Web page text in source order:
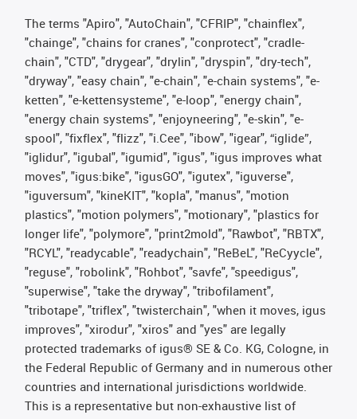
The terms "Apiro", "AutoChain", "CFRIP", "chainflex",
"chainge", "chains for cranes", "conprotect", "cradle-
chain", "CTD", "drygear", "drylin", "dryspin", "dry-tech",
"dryway", "easy chain", "e-chain", "e-chain systems", "e-
ketten", "e-kettensysteme", "e-loop", "energy chain",
"energy chain systems", "enjoyneering", "e-skin", "e-
spool", "fixflex", "flizz", "i.Cee", "ibow", "igear", “iglide”,
"iglidur", "igubal", "igumid", "igus", "igus improves what
moves", "igus:bike", "igusGO", "igutex", "iguverse",
"iguversum", "kineKIT", "kopla", "manus", "motion
plastics", "motion polymers", "motionary", "plastics for
longer life", "polymore", "print2mold", "Rawbot", "RBTX",
"RCYL", "readycable", "readychain", "ReBeL", "ReCyycle",
"reguse", "robolink", "Rohbot", "savfe", "speedigus",
"superwise", "take the dryway", "tribofilament",
"tribotape", "triflex", "twisterchain", "when it moves, igus
improves", "xirodur", "xiros" and "yes" are legally
protected trademarks of igus® SE & Co. KG, Cologne, in
the Federal Republic of Germany and in numerous other
countries and international jurisdictions worldwide.
This is a representative but non-exhaustive list of